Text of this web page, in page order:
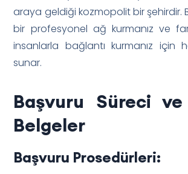
araya geldiği kozmopolit bir şehirdir.
bir profesyonel ağ kurmanız ve
insanlarla bağlantı kurmanız için
sunar.
Başvuru Süreci
Belgeler
Başvuru Prosedürleri: